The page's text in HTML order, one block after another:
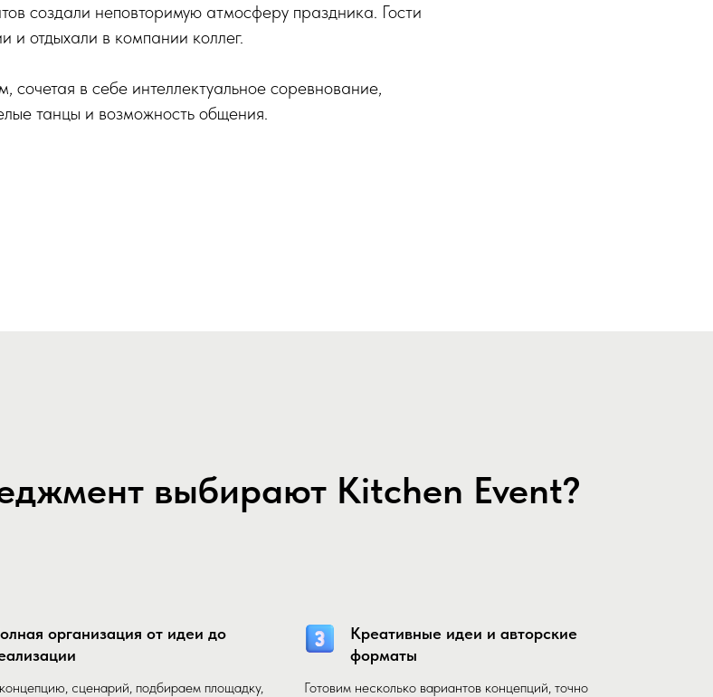
создали неповторимую атмосферу праздника. Гости
отдыхали в компании коллег.
сочетая в себе интеллектуальное соревнование,
танцы и возможность общения.
выбирают Kitchen Event?
организация от идеи до
сценарий, подбираем площадку,
Креативные идеи и авторские
форматы
Готовим несколько вариантов концепций, точно